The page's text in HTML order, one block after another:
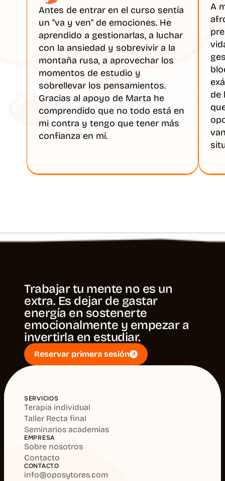
Antes de entrar en el curso sentía
un "va y ven" de emociones. He
aprendido a gestionarlas, a luchar
con la ansiedad y sobrevivir a la
montaña rusa, a aprovechar los
momentos de estudio y
sobrellevar los pensamientos.
Gracias al apoyo de Marta he
comprendido que no todo está en
mi contra y tengo que tener más
confianza en mí.
A
de
Trabajar tu mente no es un
extra. Es dejar de gastar
energía en sostenerte
emocionalmente y empezar a
invertirla en estudiar.
Reservar primera sesión
Reservar primera sesión
SERVICIOS
Terapia individual
Taller Recta final
Seminarios academias
EMPRESA
Sobre nosotros
Contacto
CONTACTO
info@oposytores.com